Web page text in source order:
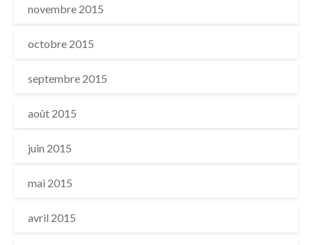
novembre 2015
octobre 2015
septembre 2015
août 2015
juin 2015
mai 2015
avril 2015